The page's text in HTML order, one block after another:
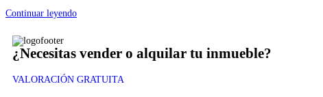
Continuar leyendo
¿Necesitas vender o alquilar tu inmueble?
VALORACIÓN GRATUITA